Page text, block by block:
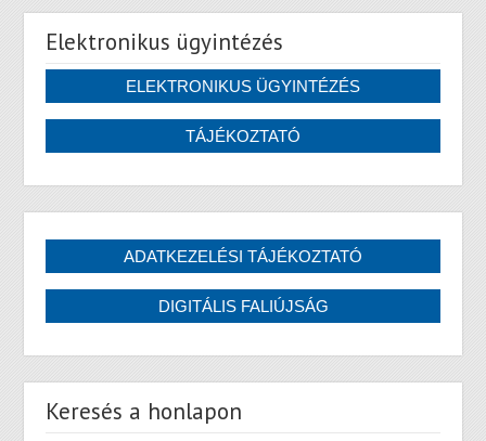
Elektronikus ügyintézés
Keresés a honlapon